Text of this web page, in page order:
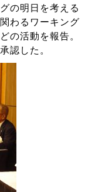
の明日を考える
わるワーキング
の活動を報告。
認した。